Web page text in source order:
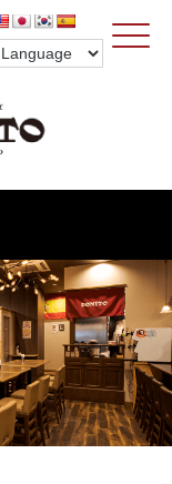
Click